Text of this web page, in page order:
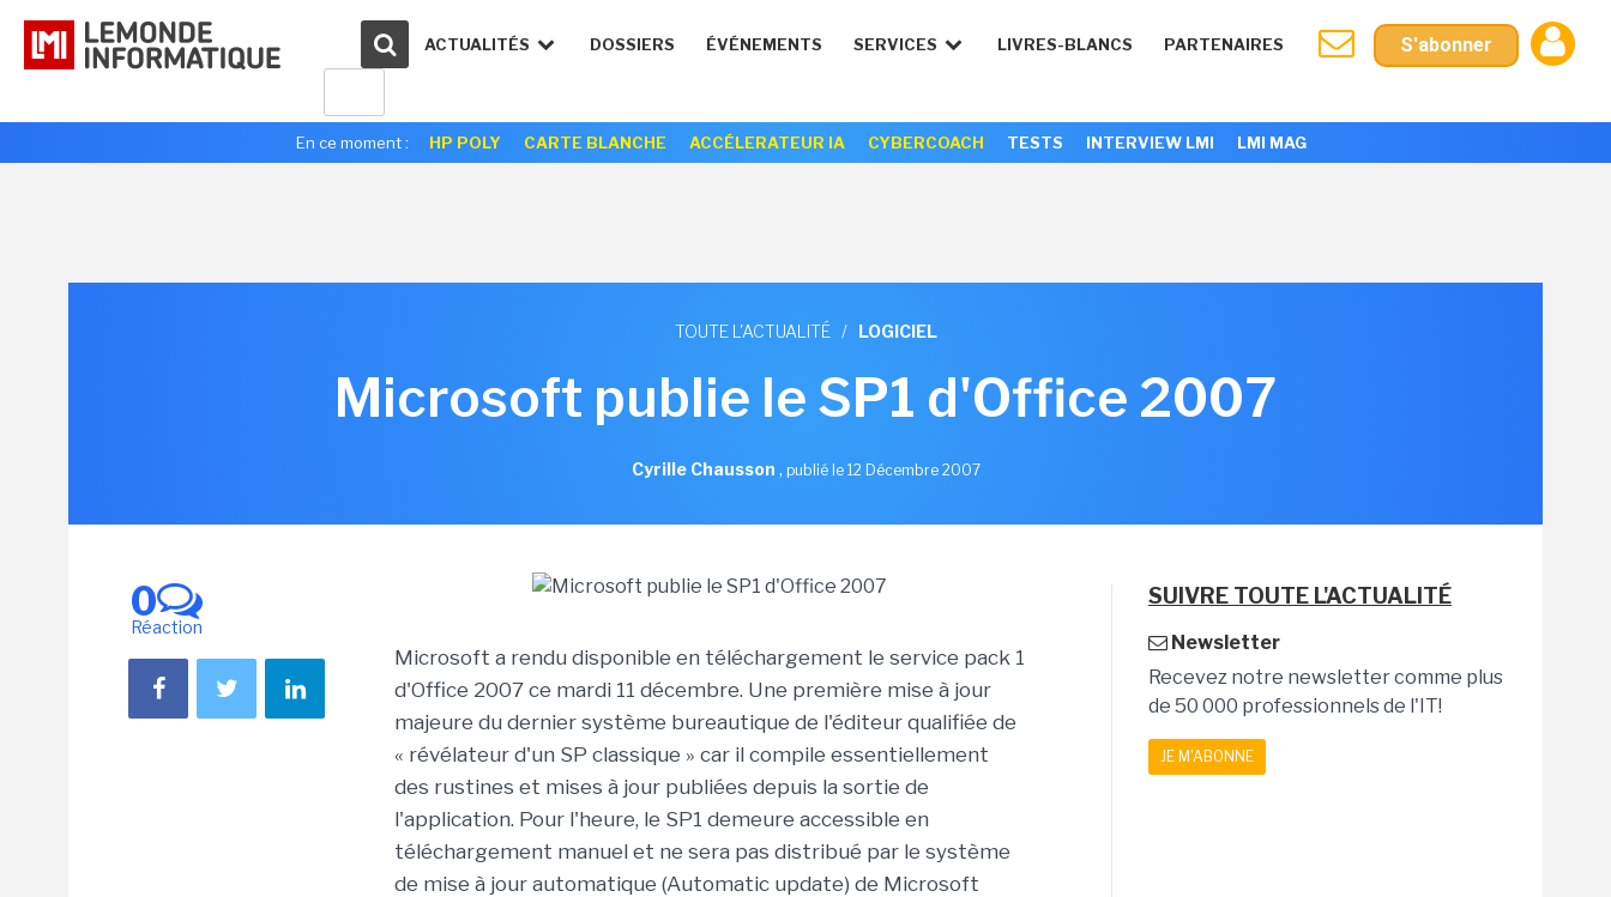
ACTUALITÉS DOSSIERS ÉVÉNEMENTS SERVICES LIVRES-BLANCS PARTENAIRES S'abonner
En ce moment : HP POLY CARTE BLANCHE ACCÉLERATEUR IA CYBERCOACH TESTS INTERVIEW LMI LMI MAG
TOUTE L'ACTUALITÉ / LOGICIEL
Microsoft publie le SP1 d'Office 2007
Cyrille Chausson , publié le 12 Décembre 2007
0
Réaction
Microsoft a rendu disponible en téléchargement le service pack 1
d'Office 2007 ce mardi 11 décembre. Une première mise à jour
majeure du dernier système bureautique de l'éditeur qualifiée de
« révélateur d'un SP classique » car il compile essentiellement
des rustines et mises à jour publiées depuis la sortie de
l'application. Pour l'heure, le SP1 demeure accessible en
téléchargement manuel et ne sera pas distribué par le système
de mise à jour automatique (Automatic update) de Microsoft
SUIVRE TOUTE L'ACTUALITÉ
Newsletter
Recevez notre newsletter comme plus
de 50 000 professionnels de l'IT!
JE M'ABONNE